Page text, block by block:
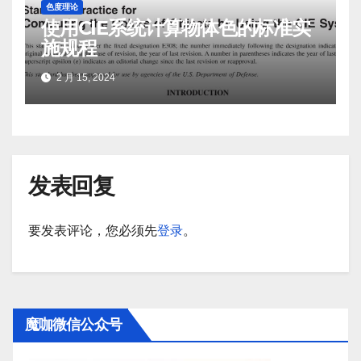
色度理论
使用CIE系统计算物体色的标准实
施规程
2 月 15, 2024
发表回复
要发表评论，您必须先登录。
魔咖微信公众号